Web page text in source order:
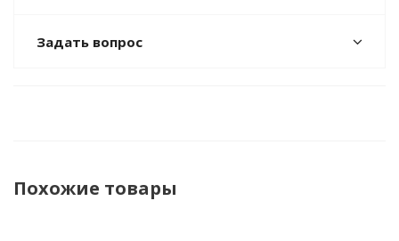
Задать вопрос
Похожие товары